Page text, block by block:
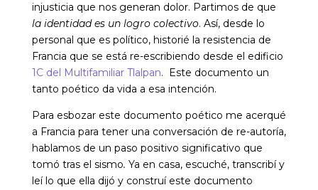
injusticia que nos generan dolor. Partimos de que
la identidad es un logro colectivo. Así, desde lo
personal que es político, historié la resistencia de
Francia que se está re-escribiendo desde el edificio
1C del Multifamiliar Tlalpan. Este documento un
tanto poético da vida a esa intención.
Para esbozar este documento poético me acerqué
a Francia para tener una conversación de re-autoría,
hablamos de un paso positivo significativo que
tomó tras el sismo. Ya en casa, escuché, transcribí y
leí lo que ella dijó y construí este documento